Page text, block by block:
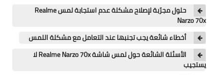
فيسبوك
بلوجر
مقالات
حلول مجرّبة لإصلاح مشكلة عدم استجابة لمس Realme
Narzo 70x
أخطاء شائعة يجب تجنبها عند التعامل مع مشكلة اللمس
الأسئلة الشائعة حول لمس شاشة Realme Narzo 70x لا
يستجيب